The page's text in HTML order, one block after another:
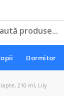
Dormitor
210 ml, Lily